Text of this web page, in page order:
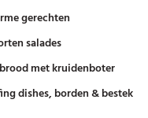
houden.
gerechten
salades
met kruidenboter
dishes, borden & bestek